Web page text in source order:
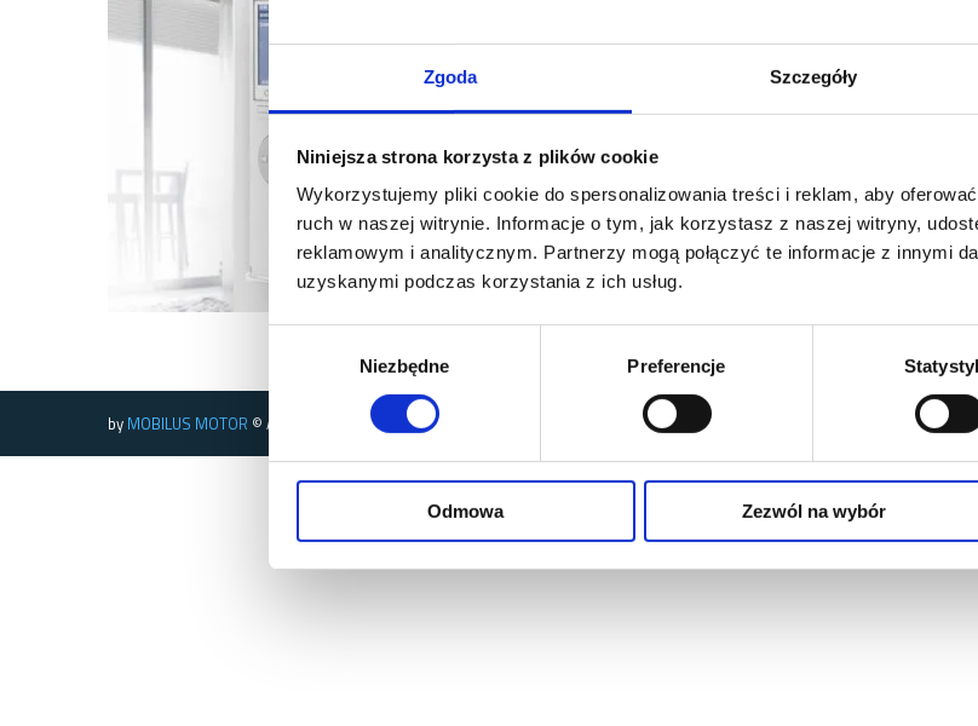
Zgoda Szczegóły
Niniejsza strona korzysta z plików cookie
Wykorzystujemy pliki cookie do spersonalizowania treści i reklam, aby
ruch w naszej witrynie. Informacje o tym, jak korzystasz z naszej witryny,
reklamowym i analitycznym. Partnerzy mogą połączyć te informacje z innymi
uzyskanymi podczas korzystania z ich usług.
Niezbędne Preferencje
Odmowa Zezwól na wybór
by MOBILUS MOTOR © All rights reserved